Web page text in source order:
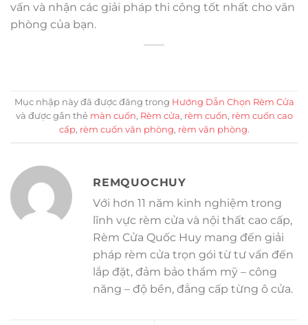
vấn và nhận các giải pháp thi công tốt nhất cho văn
phòng của bạn.
Mục nhập này đã được đăng trong Hướng Dẫn Chọn Rèm Cửa
và được gắn thẻ màn cuốn, Rèm cửa, rèm cuốn, rèm cuốn cao
cấp, rèm cuốn văn phòng, rèm văn phòng.
REMQUOCHUY
Với hơn 11 năm kinh nghiệm trong
lĩnh vực rèm cửa và nội thất cao cấp,
Rèm Cửa Quốc Huy mang đến giải
pháp rèm cửa trọn gói từ tư vấn đến
lắp đặt, đảm bảo thẩm mỹ – công
năng – độ bền, đẳng cấp từng ô cửa.